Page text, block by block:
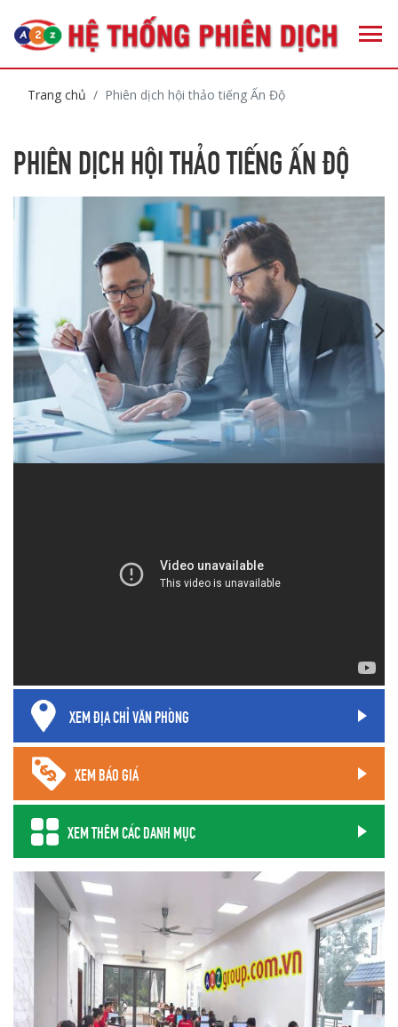
Trang chủ Phiên dịch hội thảo tiếng Ấn Độ
PHIÊN DỊCH HỘI THẢO TIẾNG ẤN ĐỘ
XEM ĐỊA CHỈ VĂN PHÒNG
XEM BÁO GIÁ
XEM THÊM CÁC DANH MỤC